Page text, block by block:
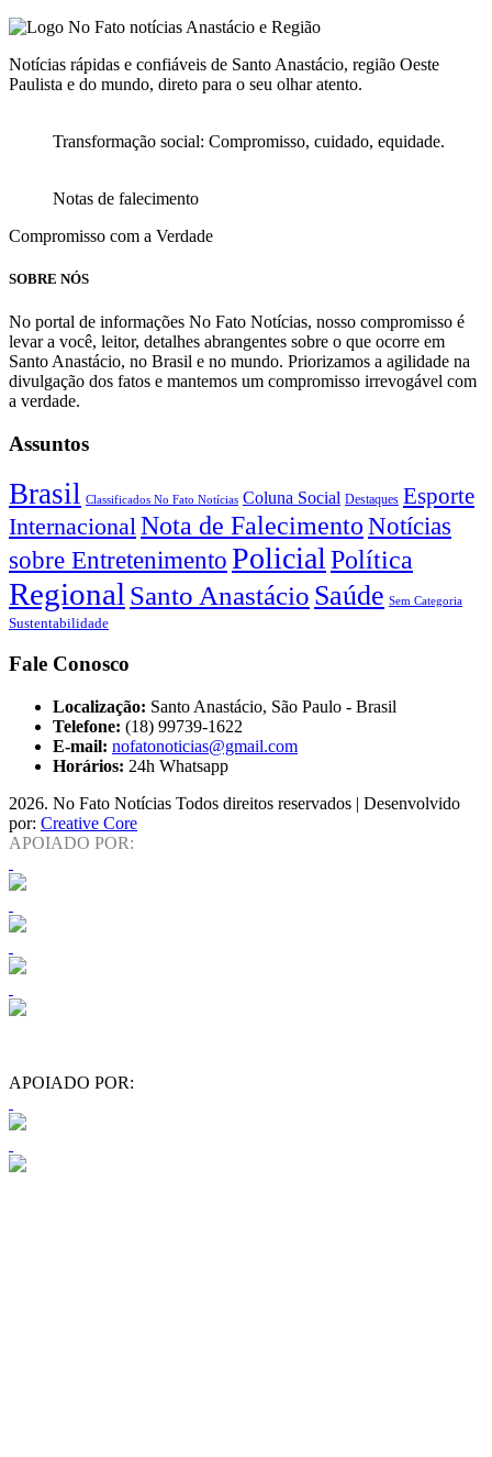
Notícias rápidas e confiáveis de Santo Anastácio, região Oeste
Paulista e do mundo, direto para o seu olhar atento.
Transformação social: Compromisso, cuidado, equidade.
Notas de falecimento
Compromisso com a Verdade
SOBRE NÓS
No portal de informações No Fato Notícias, nosso compromisso é
levar a você, leitor, detalhes abrangentes sobre o que ocorre em
Santo Anastácio, no Brasil e no mundo. Priorizamos a agilidade na
divulgação dos fatos e mantemos um compromisso irrevogável com
a verdade.
Assuntos
Brasil Classificados No Fato Notícias Coluna Social Destaques Esporte
Internacional Nota de FalecimentoNotícias
sobre EntretenimentoPolicial Política
Regional Santo Anastácio Saúde Sem Categoria
Sustentabilidade
Fale Conosco
Localização: Santo Anastácio, São Paulo - Brasil
Telefone: (18) 99739-1622
E-mail: nofatonoticias@gmail.com
Horários: 24h Whatsapp
2026. No Fato Notícias Todos direitos reservados | Desenvolvido
por: Creative Core
APOIADO POR:
APOIADO POR: